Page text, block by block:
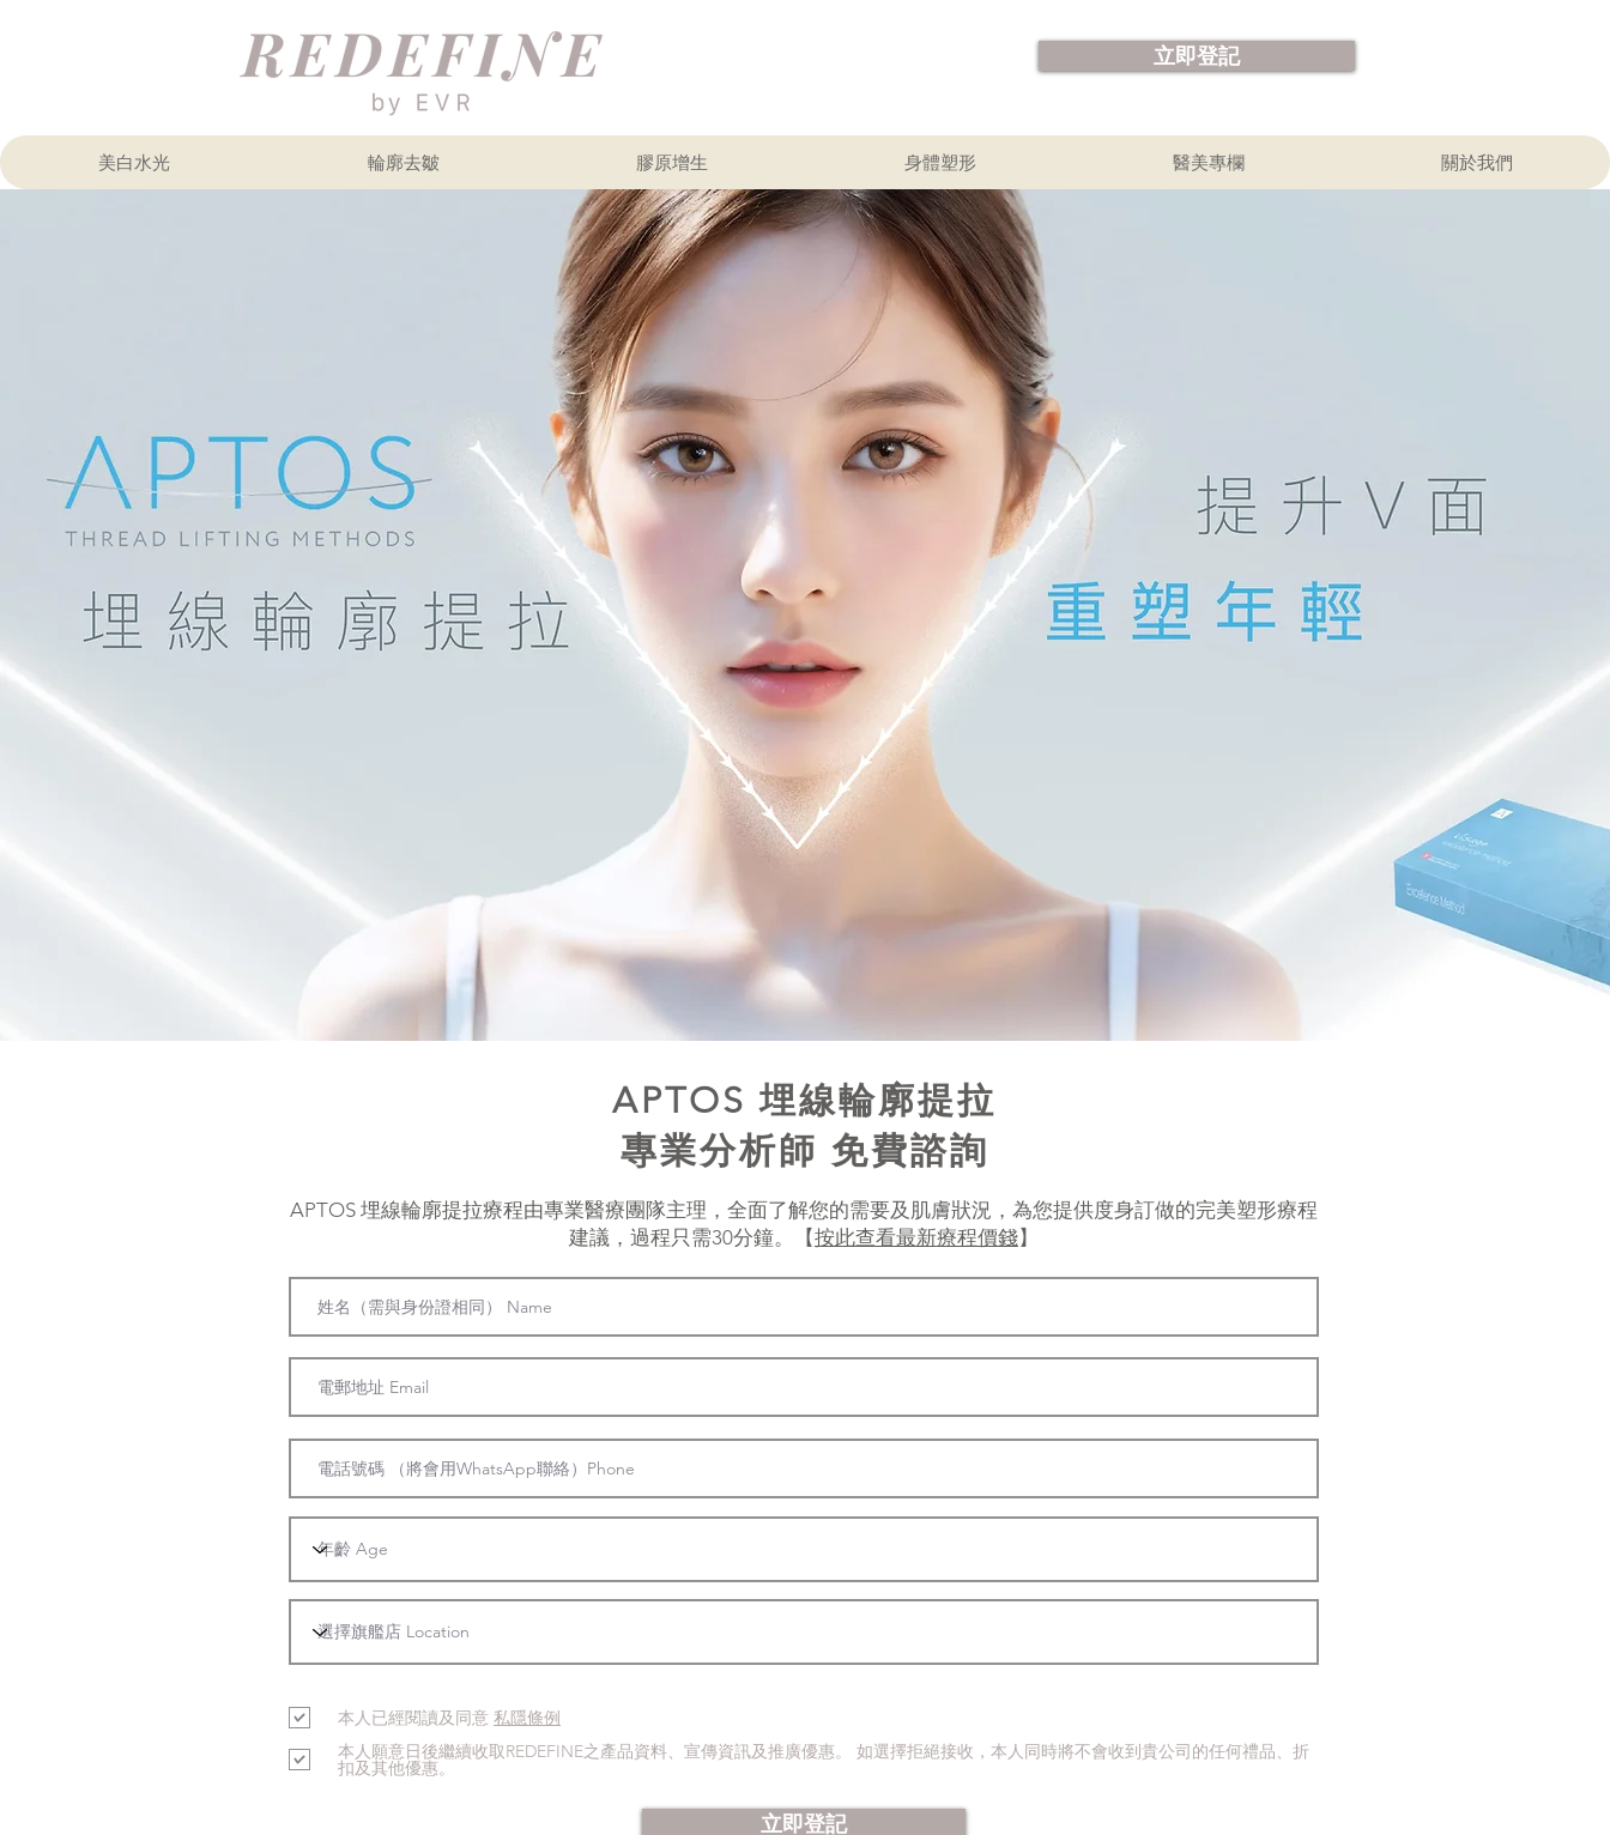
立即登記
美白水光 輪廓去皺 膠原增生 身體塑形 醫美專欄 關於我們
APTOS 埋線輪廓提拉
專業分析師 免費諮詢
APTOS 埋線輪廓提拉療程由專業醫療團隊主理，全面了解您的需要及肌膚狀況，為您提供度身訂做的完美塑形療程
建議，過程只需30分鐘。【按此查看最新療程價錢】
本人已經閱讀及同意 私隱條例
本人願意日後繼續收取REDEFINE之產品資料、宣傳資訊及推廣優惠。 如選擇拒絕接收，本人同時將不會收到貴公司的任何禮品、折
扣及其他優惠。
立即登記